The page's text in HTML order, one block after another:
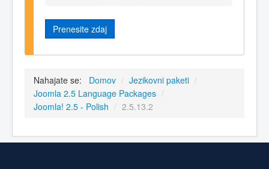
Prenesite zdaj
Nahajate se: Domov / Jezikovni paketi /
Joomla 2.5 Language Packages /
Joomla! 2.5 - Polish / 2.5.13.2